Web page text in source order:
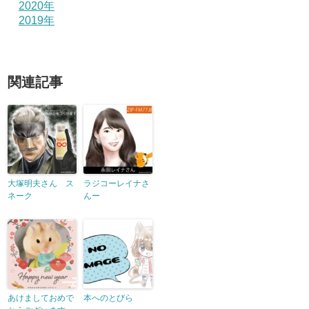
2020年
2019年
関連記事
大塚明夫さん ス
ネーク
ラジコーレイナさ
んー
あけましておめで
本へのとびら